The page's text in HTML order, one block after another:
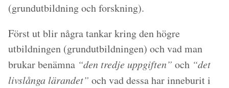
(grundutbildning och forskning).
Först ut blir några tankar kring den högre
utbildningen (grundutbildningen) och vad man
brukar benämna “den tredje uppgiften” och “det
livslånga lärandet” och vad dessa har inneburit i